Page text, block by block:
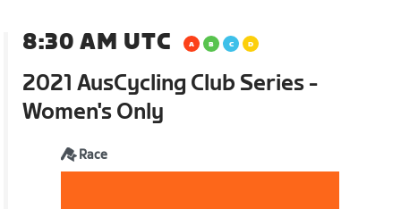
8:30 AM UTC
2021 AusCycling Club Series -
Women's Only
Race